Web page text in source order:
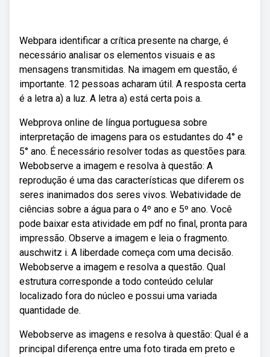
Webpara identificar a crítica presente na charge, é
necessário analisar os elementos visuais e as
mensagens transmitidas. Na imagem em questão, é
importante. 12 pessoas acharam útil. A resposta certa
é a letra a) a luz. A letra a) está certa pois a.
Webprova online de língua portuguesa sobre
interpretação de imagens para os estudantes do 4° e
5° ano. É necessário resolver todas as questões para.
Webobserve a imagem e resolva à questão: A
reprodução é uma das características que diferem os
seres inanimados dos seres vivos. Webatividade de
ciências sobre a água para o 4º ano e 5º ano. Você
pode baixar esta atividade em pdf no final, pronta para
impressão. Observe a imagem e leia o fragmento.
auschwitz i. A liberdade começa com uma decisão.
Webobserve a imagem e resolva a questão. Qual
estrutura corresponde a todo conteúdo celular
localizado fora do núcleo e possui uma variada
quantidade de.
Webobserve as imagens e resolva à questão: Qual é a
principal diferença entre uma foto tirada em preto e